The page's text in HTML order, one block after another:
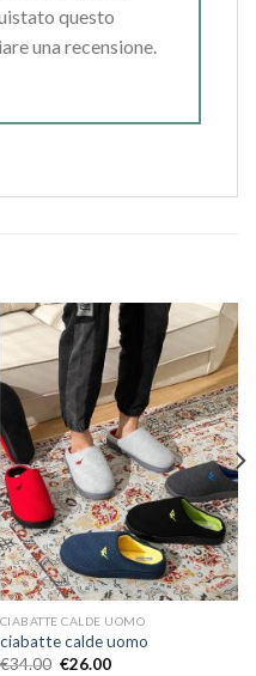
questo
una recensione.
CIABATTE CALDE UOMO
ciabatte calde uomo
€34.00 €26.00